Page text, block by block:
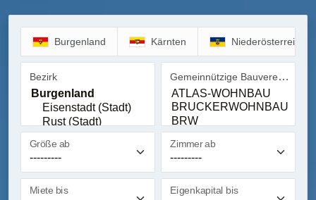
Burgenland Kärnten Niederösterreich
Bezirk
Bezirk
Gemeinnützige Bauvereinigung
Gemeinnützige
Größe ab Zimmer ab
Miete bis Eigenkapital bis